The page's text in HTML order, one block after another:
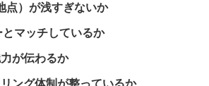
点）が浅すぎないか
マッチしているか
が伝わるか
ング体制が整っているか